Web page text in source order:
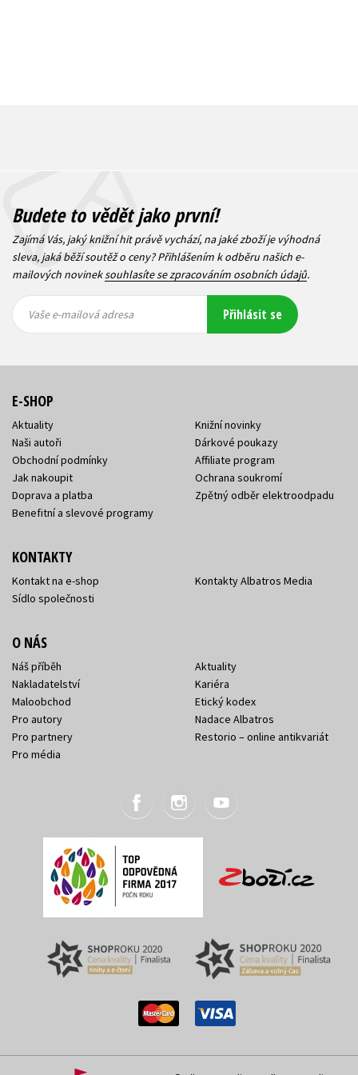
Budete to vědět jako první!
Zajímá Vás, jaký knižní hit právě vychází, na jaké zboží je výhodná
sleva, jaká běží soutěž o ceny? Přihlášením k odběru našich e-
mailových novineksouhlasíte se zpracováním osobních údajů.
mailová
mailová
Vaše e-mailová adresa Přihlásit se
E-SHOP
Aktuality
Naši autoři
Obchodní podmínky
Jak nakoupit
Doprava a platba
Benefitní a slevové programy
Knižní novinky
Dárkové poukazy
Affiliate program
Ochrana soukromí
Zpětný odběr elektroodpadu
KONTAKTY
Kontakt na e-shop
Sídlo společnosti
Kontakty Albatros Media
O NÁS
Náš příběh
Nakladatelství
Maloobchod
Pro autory
Pro partnery
Pro média
Aktuality
Kariéra
Etický kodex
Nadace Albatros
Restorio – online antikvariát